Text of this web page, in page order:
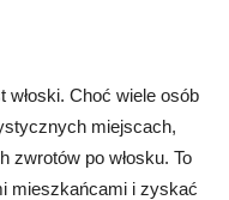
włoski. Choć wiele osób
miejscach,
zwrotów po włosku. To
mieszkańcami i zyskać